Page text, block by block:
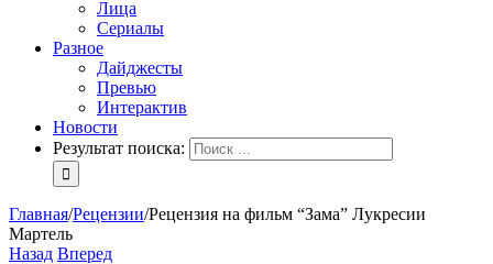
Лица
Сериалы
Разное
Дайджесты
Превью
Интерактив
Новости
Результат поиска:
Главная/Рецензии/Рецензия на фильм “Зама” Лукресии
Мартель
Назад Вперед